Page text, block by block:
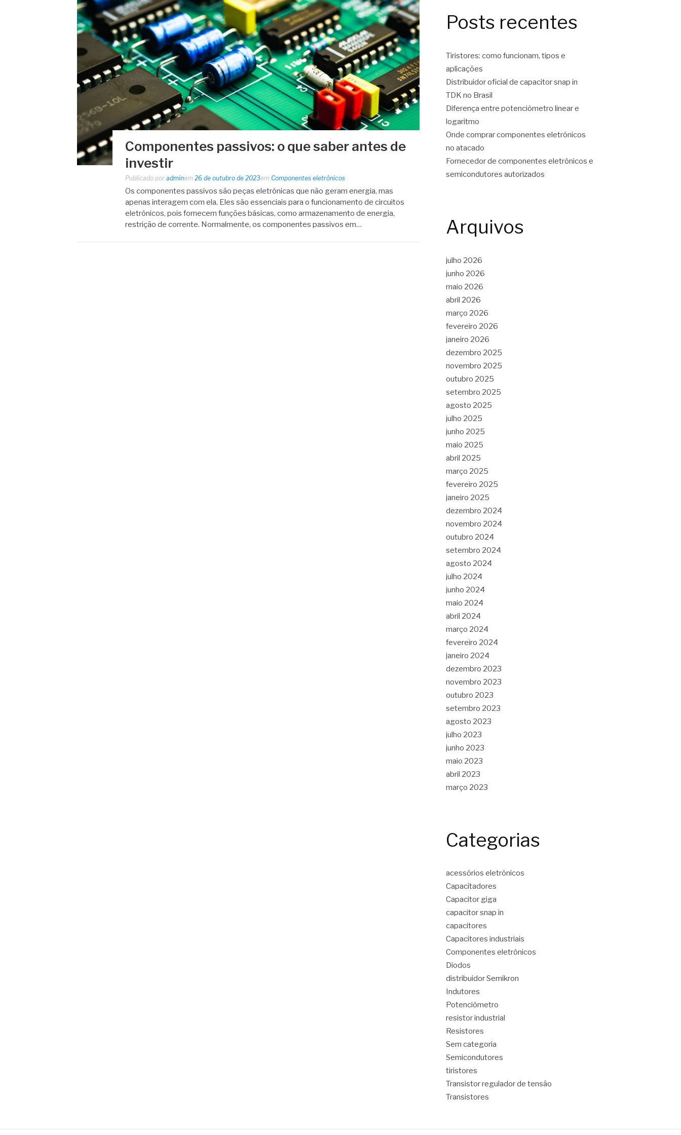
Componentes passivos: o que saber antes de
investir
Publicado por adminem 26 de outubro de 2023em Componentes eletrônicos
Os componentes passivos são peças eletrônicas que não geram energia, mas
apenas interagem com ela. Eles são essenciais para o funcionamento de circuitos
eletrônicos, pois fornecem funções básicas, como armazenamento de energia,
restrição de corrente. Normalmente, os componentes passivos em…
Posts recentes
Tiristores: como funcionam, tipos e
aplicações
Distribuidor oficial de capacitor snap in
TDK no Brasil
Diferença entre potenciômetro linear e
logaritmo
Onde comprar componentes eletrônicos
no atacado
Fornecedor de componentes eletrônicos e
semicondutores autorizados
Arquivos
julho 2026
junho 2026
maio 2026
abril 2026
março 2026
fevereiro 2026
janeiro 2026
dezembro 2025
novembro 2025
outubro 2025
setembro 2025
agosto 2025
julho 2025
junho 2025
maio 2025
abril 2025
março 2025
fevereiro 2025
janeiro 2025
dezembro 2024
novembro 2024
outubro 2024
setembro 2024
agosto 2024
julho 2024
junho 2024
maio 2024
abril 2024
março 2024
fevereiro 2024
janeiro 2024
dezembro 2023
novembro 2023
outubro 2023
setembro 2023
agosto 2023
julho 2023
junho 2023
maio 2023
abril 2023
março 2023
Categorias
acessórios eletrônicos
Capacitadores
Capacitor giga
capacitor snap in
capacitores
Capacitores industriais
Componentes eletrônicos
Diodos
distribuidor Semikron
Indutores
Potenciômetro
resistor industrial
Resistores
Sem categoria
Semicondutores
tiristores
Transistor regulador de tensão
Transistores